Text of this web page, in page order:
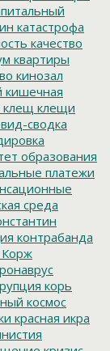
катастрофа
качество
квартиры
кинозал
кишечная
клещ клещи
сводка
образования
платежи
среда
контрабанда
Корж
корь
космос
красная икра